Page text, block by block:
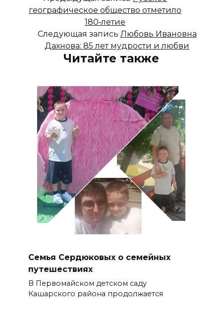
географическое общество отметило
180‑летие
Следующая запись Любовь Ивановна
Дахнова: 85 лет мудрости и любви
Читайте также
Семья Сердюковых о семейных
путешествиях
В Первомайском детском саду
Кашарского района продолжается